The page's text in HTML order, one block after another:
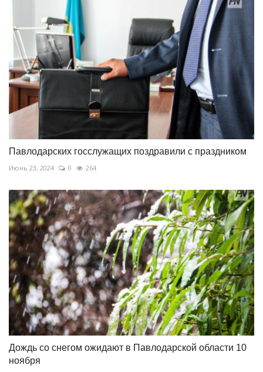
Павлодарских госслужащих поздравили с праздником
Июнь 23, 2024 0 264
Дождь со снегом ожидают в Павлодарской области 10
ноября